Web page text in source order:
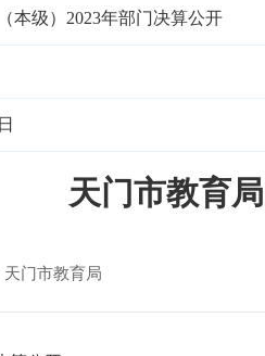
本级）2023年部门决算公开
天门市教育
天门市教育局